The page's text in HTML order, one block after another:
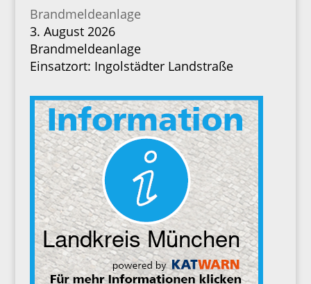
Brandmeldeanlage
3. August 2026
Brandmeldeanlage
Einsatzort: Ingolstädter Landstraße